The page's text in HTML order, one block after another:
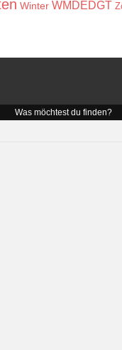
Winter WMDEDGT
Was möchtest du finden?